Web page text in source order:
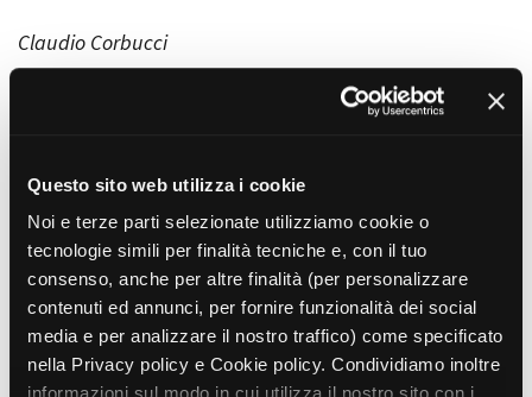
Questo sito web utilizza i cookie
Noi e terze parti selezionate utilizziamo cookie o
tecnologie simili per finalità tecniche e, con il tuo
consenso, anche per altre finalità (per personalizzare
contenuti ed annunci, per fornire funzionalità dei social
media e per analizzare il nostro traffico) come specificato
nella Privacy policy e Cookie policy. Condividiamo inoltre
Claudio Corbucci
Claudio Corbucci, Peppe Fiore.
Claudio Corbucci, Peppe Fiore, Bernardo Pellegrini, Virginia Virilli,
Francesco Cioce, Luca Monesi, Valentina Gaddi, Sebastiano
Melloni, Lara Prando, Viola Rispoli, Mirko Cetrangolo, Matteo
Menduini.